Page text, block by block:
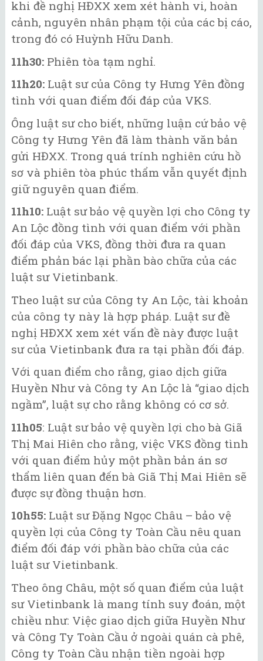
khi đề nghị HĐXX xem xét hành vi, hoàn
cảnh, nguyên nhân phạm tội của các bị cáo,
trong đó có Huỳnh Hữu Danh.
11h30: Phiên tòa tạm nghỉ.
11h20: Luật sư của Công ty Hưng Yên đồng
tình với quan điểm đối đáp của VKS.
Ông luật sư cho biết, những luận cứ bảo vệ
Công ty Hưng Yên đã làm thành văn bản
gửi HĐXX. Trong quá trính nghiên cứu hồ
sơ và phiên tòa phúc thẩm vẫn quyết định
giữ nguyên quan điểm.
11h10: Luật sư bảo vệ quyền lợi cho Công ty
An Lộc đồng tình với quan điểm với phần
đối đáp của VKS, đồng thời đưa ra quan
điểm phản bác lại phần bào chữa của các
luật sư Vietinbank.
Theo luật sư của Công ty An Lộc, tài khoản
của công ty này là hợp pháp. Luật sư đề
nghị HĐXX xem xét vấn đề này được luật
sư của Vietinbank đưa ra tại phần đối đáp.
Với quan điểm cho rằng, giao dịch giữa
Huyền Như và Công ty An Lộc là “giao dịch
ngầm”, luật sự cho rằng không có cơ sở.
11h05: Luật sư bảo vệ quyền lợi cho bà Giã
Thị Mai Hiên cho rằng, việc VKS đồng tình
với quan điểm hủy một phần bản án sơ
thẩm liên quan đến bà Giã Thị Mai Hiên sẽ
được sự đồng thuận hơn.
10h55: Luật sư Đặng Ngọc Châu – bảo vệ
quyền lợi của Công ty Toàn Cầu nêu quan
điểm đối đáp với phần bào chữa của các
luật sư Vietinbank.
Theo ông Châu, một số quan điểm của luật
sư Vietinbank là mang tính suy đoán, một
chiều như: Việc giao dịch giữa Huyền Như
và Công Ty Toàn Cầu ở ngoài quán cà phê,
Công ty Toàn Cầu nhận tiền ngoài hợp